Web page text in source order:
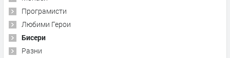
Програмисти
Любими Герои
Бисери
Разни